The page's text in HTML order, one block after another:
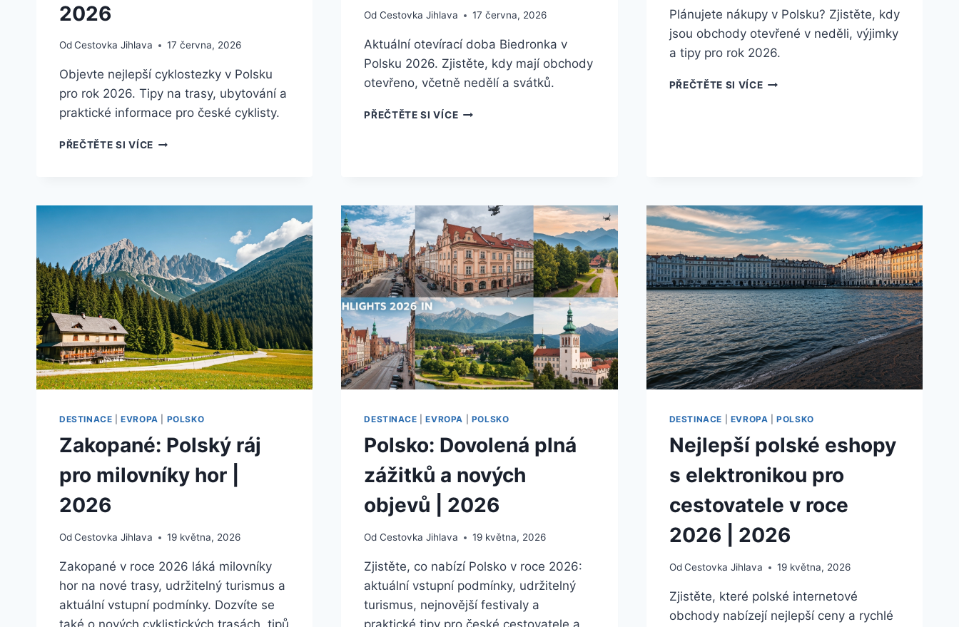
2026
OdCestovka Jihlava 17 června, 2026
Objevte nejlepší cyklostezky v Polsku
pro rok 2026. Tipy na trasy, ubytování a
praktické informace pro české cyklisty.
PŘEČTĚTE SI VÍCEKAM
CYKLOSTEZKY
A
TRASY
PRO
ČESKÉ
CYKLISTY
|
2026
Od Cestovka Jihlava 17 června, 2026
Aktuální otevírací doba Biedronka v
Polsku 2026. Zjistěte, kdy mají obchody
otevřeno, včetně nedělí a svátků.
PŘEČTĚTE SI VÍCEOTEVÍRACÍ
PRO
ROK
2026
2026
Plánujete nákupy v Polsku? Zjistěte, kdy
jsou obchody otevřené v neděli, výjimky
a tipy pro rok 2026.
PŘEČTĚTE SI VÍCEKDY
|
2026
DESTINACE |EVROPA POLSKO
Zakopané: Polský ráj
pro milovníky hor |
2026
OdCestovka Jihlava 19 května, 2026
Zakopané v roce 2026 láká milovníky
hor na nové trasy, udržitelný turismus a
aktuální vstupní podmínky. Dozvíte se
také o nových cyklistických trasách, tipů
DESTINACE |EVROPA POLSKO
Polsko: Dovolená plná
zážitků a nových
objevů | 2026
Od Cestovka Jihlava 19 května, 2026
Zjistěte, co nabízí Polsko v roce 2026:
aktuální vstupní podmínky, udržitelný
turismus, nejnovější festivaly a
praktické tipy pro české cestovatele a
DESTINACE EVROPA |POLSKO
Nejlepší polské eshopy
s elektronikou pro
cestovatele v roce
2026 | 2026
Od Cestovka Jihlava 19 května, 2026
Zjistěte, které polské internetové
obchody nabízejí nejlepší ceny a rychlé